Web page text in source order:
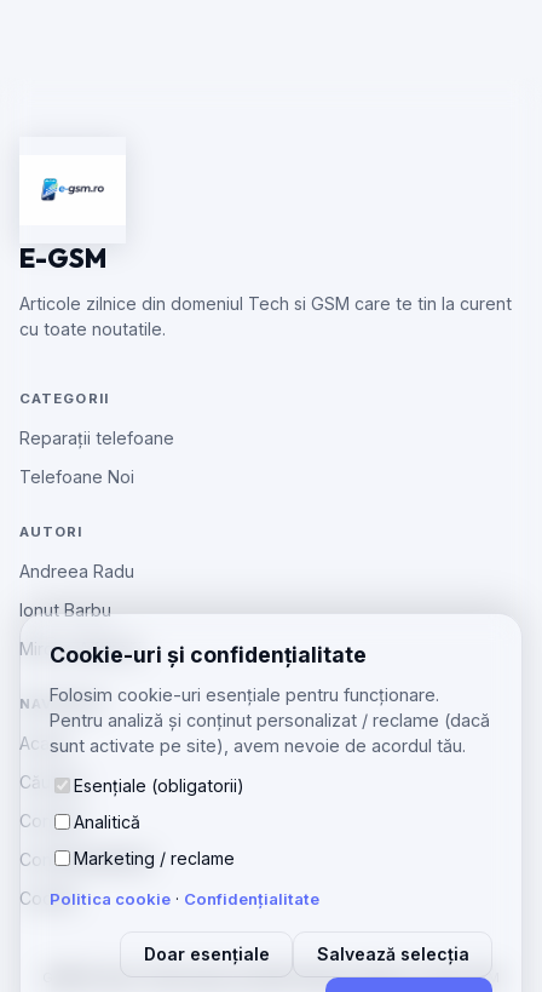
Cookie-uri și confidențialitate
Folosim cookie-uri esențiale pentru funcționare.
Pentru analiză și conținut personalizat / reclame (dacă
sunt activate pe site), avem nevoie de acordul tău.
Esențiale (obligatorii)
Analitică
Marketing / reclame
Politica cookie · Confidențialitate
Doar esențiale Salvează selecția
E-GSM
Articole zilnice din domeniul Tech si GSM care te tin la curent
cu toate noutatile.
CATEGORII
Reparații telefoane
Telefoane Noi
AUTORI
Andreea Radu
Ionut Barbu
Mircea Aiftincăi
NAVIGARE
Acasă
Căutare
Contact
Confidențialitate
Cookie
Telefoane Beiuș·Licitații GSM